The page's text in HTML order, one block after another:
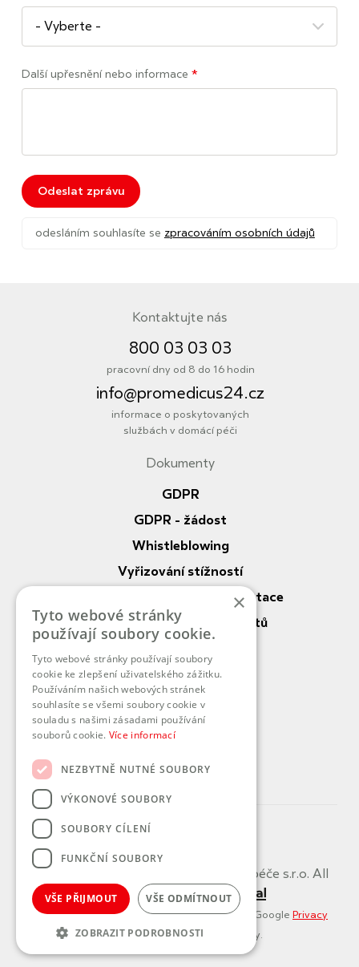
Další upřesnění nebo informace *
Odeslat zprávu
odesláním souhlasíte se zpracováním osobních údajů
Kontaktujte nás
800 03 03 03
pracovní dny od 8 do 16 hodin
info@promedicus24.cz
informace o poskytovaných
službách v domácí péči
Dokumenty
GDPR
GDPR - žádost
Whistleblowing
Vyřizování stížností
Nahlížení do zdrav. dokumentace
Práva a povinnosti pacientů
O nás
Služby
Kontaktní pracoviště
Koncernová deklarace
Copyright by PROMEDICUS domácí péče s.r.o. All
rights reserved. made
This site is protected by reCAPTCHA and the Google Privacy
PolicyandTerms of Service apply.
×
Tyto webové stránky
používají soubory cookie.
Tyto webové stránky používají soubory
cookie ke zlepšení uživatelského zážitku.
Používáním našich webových stránek
souhlasíte se všemi soubory cookie v
souladu s našimi zásadami používání
souborů cookie. Více informací
NEZBYTNĚ NUTNÉ SOUBORY
VÝKONOVÉ SOUBORY
SOUBORY CÍLENÍ
FUNKČNÍ SOUBORY
VŠE PŘIJMOUT VŠE ODMÍTNOUT
ZOBRAZIT PODROBNOSTI